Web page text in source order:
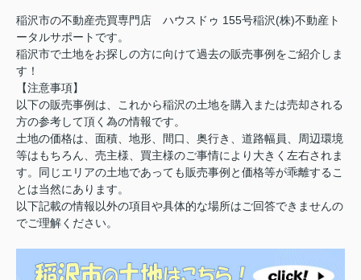
稲沢市の不動産売買専門店 ハウスドゥ 155号稲沢(株)不動産ト
ータルサポートです。
稲沢市で土地をお探しの方に向けて過去の販売事例をご紹介しま
す！
【注意事項】
以下の販売事例は、これから稲沢の土地を購入または売却される
方の参考して頂く為の情報です。
土地の価格は、面積、地形、間口、奥行き、道路幅員、周辺環境
等はもちろん、売主様、買主様のご事情により大きく左右されま
す。同じエリアの土地であっても販売事例と価格等が乖離するこ
とは当然にあります。
以下記載の情報以外の項目や具体的な場所はご回答できませんの
でご理解ください。